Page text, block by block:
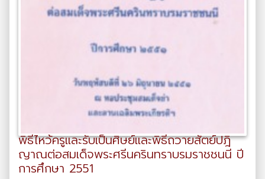
พิธีไหว้ครูและรับเป็นศิษย์และพิธีถวายสัตย์ปฎิ
ญาณต่อสมเด็จพระศรีนครินทราบรมราชชนนี ปี
การศึกษา 2551